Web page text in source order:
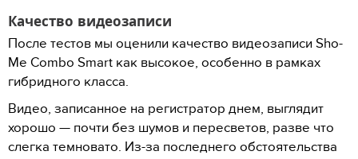
Качество видеозаписи
После тестов мы оценили качество видеозаписи Sho-
Me Combo Smart как высокое, особенно в рамках
гибридного класса.
Видео, записанное на регистратор днем, выглядит
хорошо — почти без шумов и пересветов, разве что
слегка темновато. Из-за последнего обстоятельства